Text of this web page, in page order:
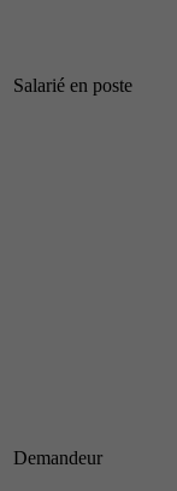
Salarié en poste
Demandeur